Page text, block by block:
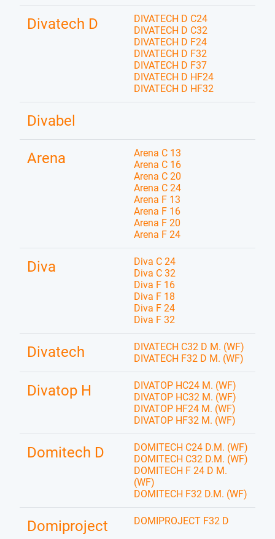
Divatech D
DIVATECH D C24
DIVATECH D C32
DIVATECH D F24
DIVATECH D F32
DIVATECH D F37
DIVATECH D HF24
DIVATECH D HF32
Divabel
Arena
Arena C 13
Arena C 16
Arena C 20
Arena C 24
Arena F 13
Arena F 16
Arena F 20
Arena F 24
Diva
Diva C 24
Diva C 32
Diva F 16
Diva F 18
Diva F 24
Diva F 32
Divatech
DIVATECH C32 D M. (WF)
DIVATECH F32 D M. (WF)
Divatop H
DIVATOP HC24 M. (WF)
DIVATOP HC32 M. (WF)
DIVATOP HF24 M. (WF)
DIVATOP HF32 M. (WF)
Domitech D
DOMITECH C24 D.M. (WF)
DOMITECH C32 D.M. (WF)
DOMITECH F 24 D M.
(WF)
DOMITECH F32 D.M. (WF)
Domiproject
DOMIPROJECT F32 D